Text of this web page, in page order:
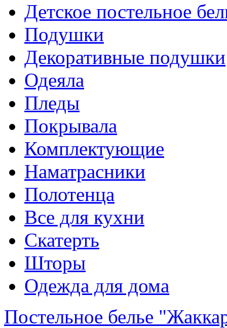
Детское постельное
Подушки
Декоративные подушки
Одеяла
Пледы
Покрывала
Комплектующие
Наматрасники
Полотенца
Все для кухни
Скатерть
Шторы
Одежда для дома
Постельное белье